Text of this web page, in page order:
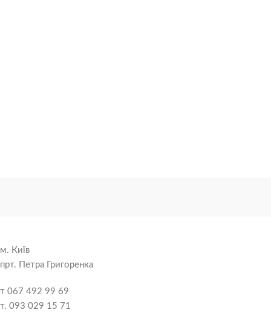
м. Київ
прт. Петра Григоренка
т 067 492 99 69
т. 093 029 15 71